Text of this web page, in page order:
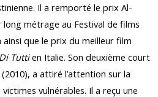
Il a remporté le prix Al-
long métrage au Festival de films
ainsi que le prix du meilleur film
Tuttien Italie. Son deuxième court
a attiré l’attention sur la
vulnérables. Il a reçu une